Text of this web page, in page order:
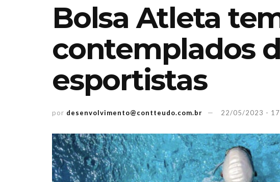
Bolsa Atleta
contemplados
esportistas
por desenvolvimento@contteudo.com.br 22/05/2023 -